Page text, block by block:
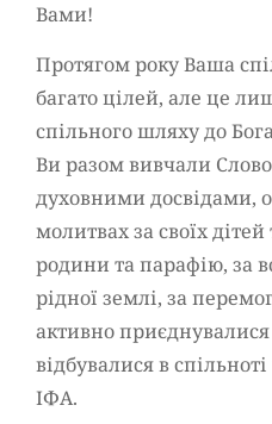
Вами!
Протягом року Ваша
багато цілей, але це
спільного шляху до
Ви разом вивчали
духовними досвідами,
молитвах за своїх дітей
родини та парафію, за
рідної землі, за
активно приєднувалися
відбувалися в
ІФА.